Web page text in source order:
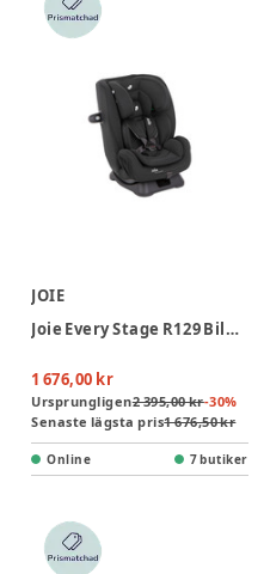
JOIE
Joie Every Stage R129 Bilbarnstol - Shale
1 676,00 kr
Ursprungligen2 395,00 kr-30%
Senaste lägsta pris1 676,50 kr
Online 7 butiker